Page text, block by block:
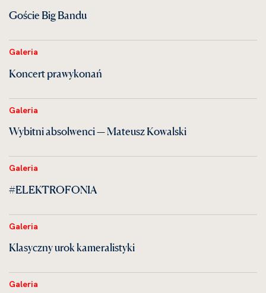
Goście Big Bandu
Galeria
Koncert prawykonań
Galeria
Wybitni absolwenci — Mateusz Kowalski
Galeria
#ELEKTROFONIA
Galeria
Klasyczny urok kameralistyki
Galeria